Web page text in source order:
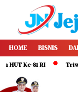
HOME BISNIS
Ke-81 RI Triwulan